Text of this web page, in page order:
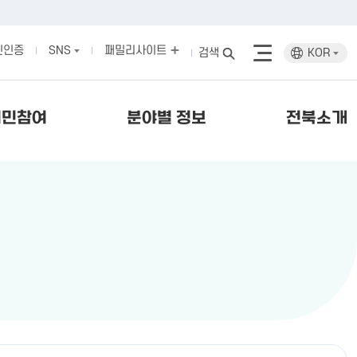
참여 분야별 정보 전북소개
인증 SNS 패밀리사이트 검색 KOR